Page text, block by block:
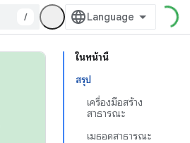
/
ในหน้านี้
สรุป
เครื่องมือสร้าง
สาธารณะ
เมธอดสาธารณะ